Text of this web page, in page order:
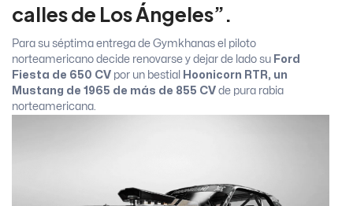
calles de Los Ángeles”.
Para su séptima entrega de Gymkhanas el piloto
norteamericano decide renovarse y dejar de lado su Ford
Fiesta de 650 CV por un bestial
Hoonicorn RTR, un
Mustang de 1965 de más de 855 CV de pura rabia
norteamericana.